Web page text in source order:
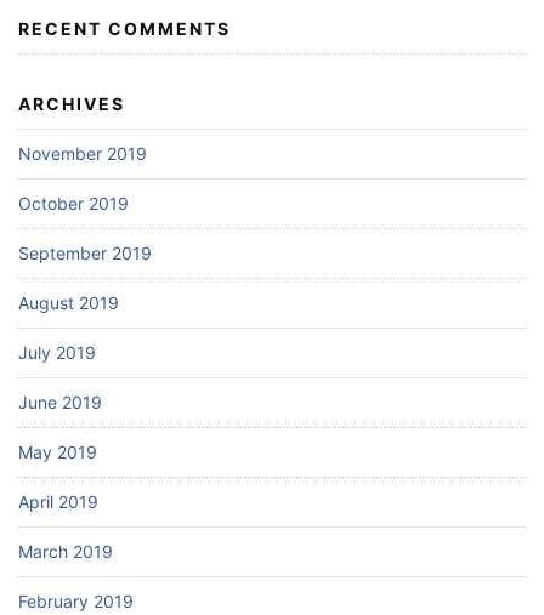
RECENT COMMENTS
ARCHIVES
November 2019
October 2019
September 2019
August 2019
July 2019
June 2019
May 2019
April 2019
March 2019
February 2019